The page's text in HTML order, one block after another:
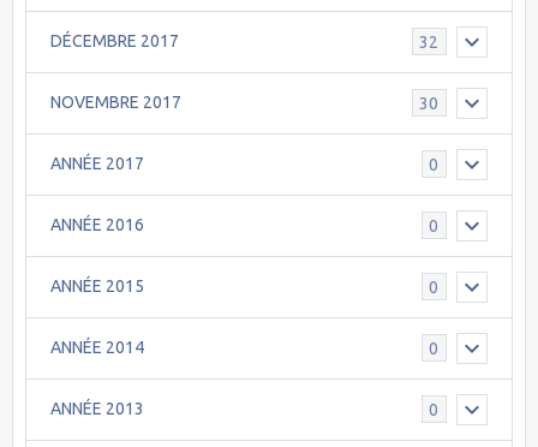
DÉCEMBRE 2017 32
NOVEMBRE 2017 30
ANNÉE 2017 0
ANNÉE 2016 0
ANNÉE 2015 0
ANNÉE 2014 0
ANNÉE 2013 0